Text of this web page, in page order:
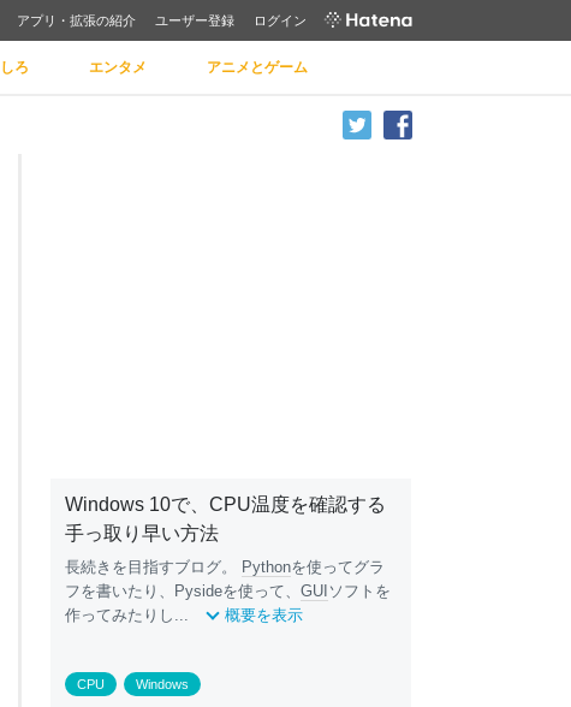
アプリ・拡張の紹介 ユーザー登録 ログイン
ろ エンタメ アニメとゲーム
Windows 10で、CPU温度を確認する
手っ取り早い方法
長続きを目指すブログ。 Pythonを使ってグラ
フを書いたり、Pysideを使って、 GUI ソフトを
作ってみたりし...
概要を表示
CPU Windows